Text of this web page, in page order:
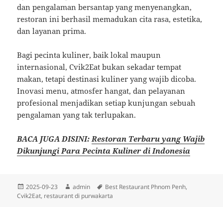
dan pengalaman bersantap yang menyenangkan,
restoran ini berhasil memadukan cita rasa, estetika,
dan layanan prima.
Bagi pecinta kuliner, baik lokal maupun
internasional, Cvik2Eat bukan sekadar tempat
makan, tetapi destinasi kuliner yang wajib dicoba.
Inovasi menu, atmosfer hangat, dan pelayanan
profesional menjadikan setiap kunjungan sebuah
pengalaman yang tak terlupakan.
BACA JUGA DISINI:Restoran Terbaru yang Wajib
Dikunjungi Para Pecinta Kuliner di Indonesia
Diposkan
pada
2025-09-23 Penulis
admin Tag
Best Restaurant Phnom Penh,
Cvik2Eat, restaurant di purwakarta